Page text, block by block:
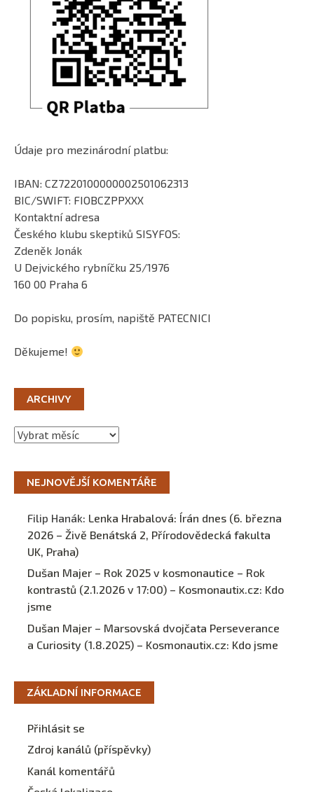
Údaje pro mezinárodní platbu:
IBAN: CZ7220100000002501062313
BIC/SWIFT: FIOBCZPPXXX
Kontaktní adresa
Českého klubu skeptiků SISYFOS:
Zdeněk Jonák
U Dejvického rybníčku 25/1976
160 00 Praha 6
Do popisku, prosím, napiště PATECNICI
Děkujeme!
ARCHIVY
Archivy
NEJNOVĚJŠÍ KOMENTÁŘE
Filip Hanák: Lenka Hrabalová: Írán dnes (6. března
2026 – Živě Benátská 2, Přírodovědecká fakulta
UK, Praha)
Dušan Majer – Rok 2025 v kosmonautice – Rok
kontrastů (2.1.2026 v 17:00) – Kosmonautix.cz: Kdo
jsme
Dušan Majer – Marsovská dvojčata Perseverance
a Curiosity (1.8.2025) – Kosmonautix.cz: Kdo jsme
ZÁKLADNÍ INFORMACE
Přihlásit se
Zdroj kanálů (příspěvky)
Kanál komentářů